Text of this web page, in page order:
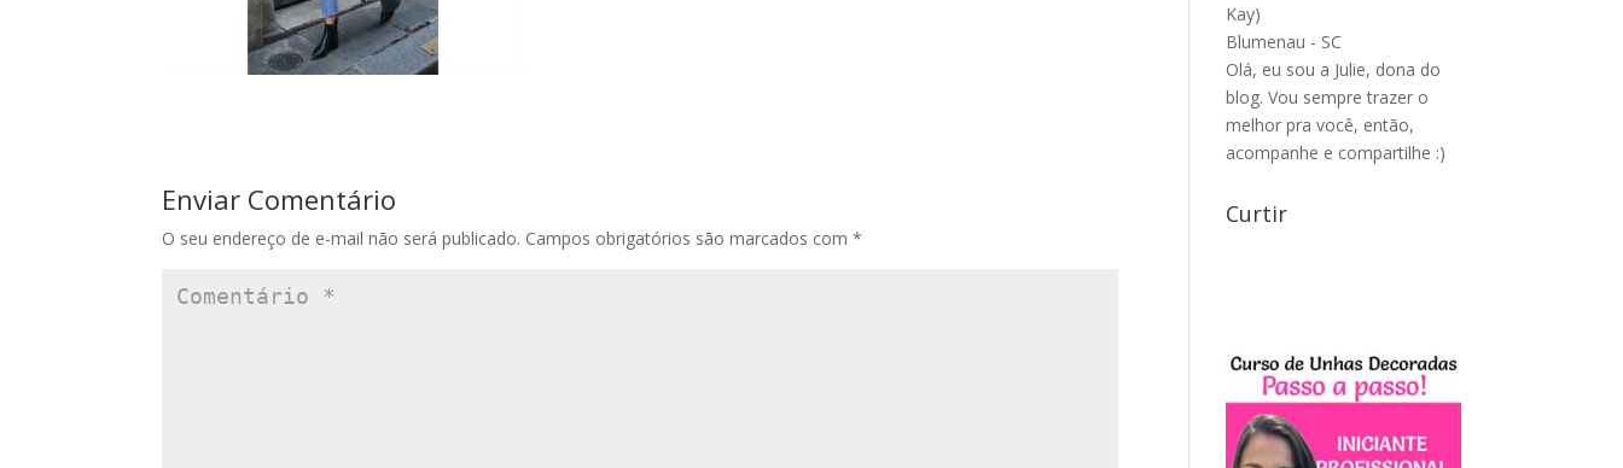
Enviar Comentário
O seu endereço de e-mail não será publicado. Campos obrigatórios são marcados com*
Kay)
Blumenau - SC
Olá, eu sou a Julie, dona do
blog. Vou sempre trazer o
melhor pra você, então,
acompanhe e compartilhe :)
Curtir